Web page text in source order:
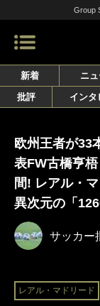
Group
新着 ニ
批評
インタ
欧州王者が33
表FW古橋亨
間! レアル・
異次元の「
サッカー
レアル・マドリード